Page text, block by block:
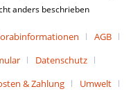
anders beschrieben
AGB
Datenschutz
& Zahlung
Umwelt